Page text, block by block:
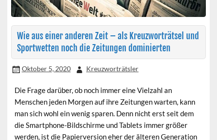
Wie aus einer anderen Zeit – als Kreuzworträtsel und
Sportwetten noch die Zeitungen dominierten
Oktober 5, 2020 Kreuzworträtsler
Die Frage darüber, ob noch immer eine Vielzahl an
Menschen jeden Morgen auf ihre Zeitungen warten, kann
man sich wohl ein wenig sparen. Denn nicht erst seit dem
die Smartphone-Bildschirme und Tablets immer größer
werden, ist die Papierversion eher der älteren Generation